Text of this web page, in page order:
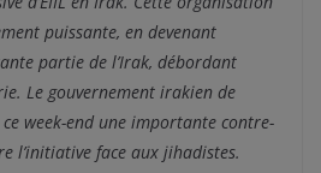
puissante, en devenant
partie de l’Irak, débordant
Le gouvernement irakien de
week-end une importante contre-
l’initiative face aux jihadistes.